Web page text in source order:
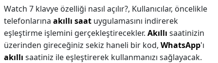
Watch 7 klavye özelliği nasıl açılır?, Kullanıcılar, öncelikle
telefonlarına akıllı saat uygulamasını indirerek
eşleştirme işlemini gerçekleştirecekler. Akıllı saatinizin
üzerinden gireceğiniz sekiz haneli bir kod, WhatsApp'ı
akıllı saatiniz ile eşleştirerek kullanmanızı sağlayacak.